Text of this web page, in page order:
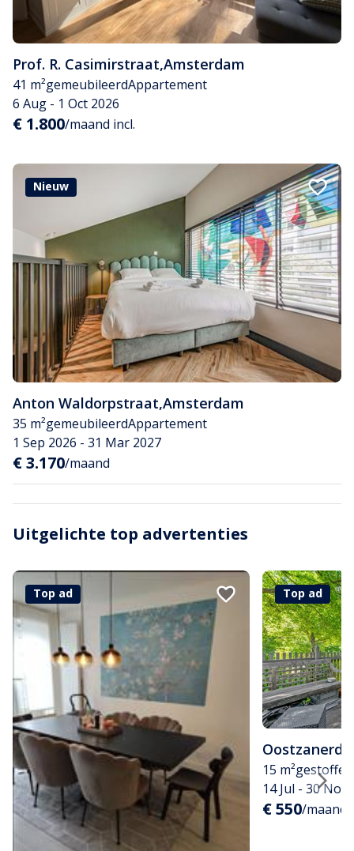
Prof. R. Casimirstraat,Amsterdam
41 m²gemeubileerdAppartement
6 Aug - 1 Oct 2026
€ 1.800/maand incl.
Nieuw
Anton Waldorpstraat,Amsterdam
35 m²gemeubileerdAppartement
1 Sep 2026 - 31 Mar 2027
€ 3.170/maand
Uitgelichte top advertenties
Top ad Top ad
15 m²
14 Jul - 30 Nov
€ 550/maand